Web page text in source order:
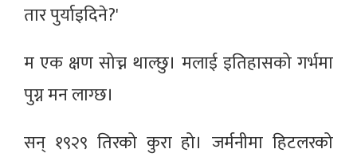
तार पुर्याइदिने?'
म एक क्षण सोच्न थाल्छु। मलाई इतिहासको गर्भमा
पुग्न मन लाग्छ।
सन् १९२९ तिरको कुरा हो। जर्मनीमा हिटलरको